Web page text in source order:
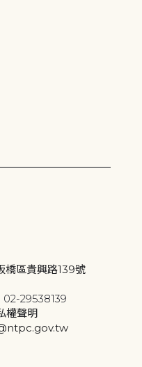
橋區貴興路139號
29538139
權聲明